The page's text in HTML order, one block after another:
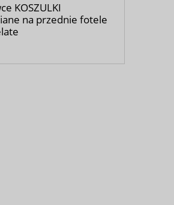
KOSZULKI
na przednie fotele